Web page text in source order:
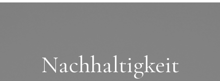
Nachhaltigkeit